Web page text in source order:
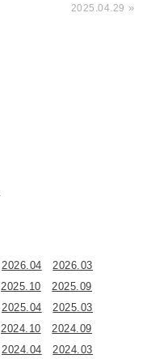
2025.04.29 »
2026.04
2026.03
2025.10
2025.09
2025.04
2025.03
2024.10
2024.09
2024.04
2024.03